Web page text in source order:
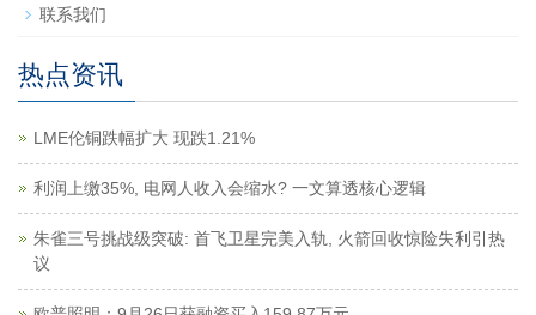
联系我们
热点资讯
LME伦铜跌幅扩大 现跌1.21%
利润上缴35%, 电网人收入会缩水? 一文算透核心逻辑
朱雀三号挑战级突破: 首飞卫星完美入轨, 火箭回收惊险失利引热
议